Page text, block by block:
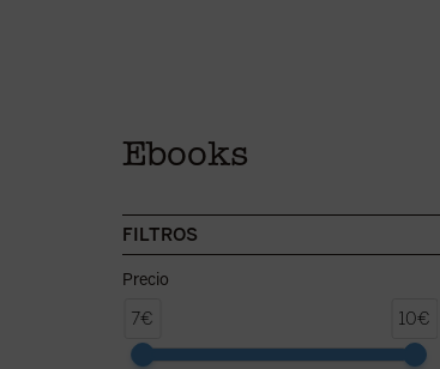
Ebooks
FILTROS
Precio
7€ 10€